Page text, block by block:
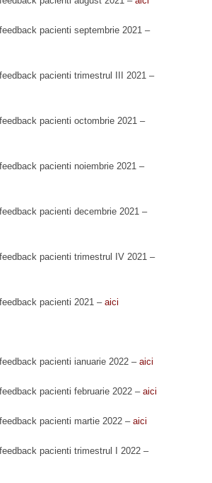
pacienti septembrie 2021 –
pacienti trimestrul III 2021 –
pacienti octombrie 2021 –
pacienti noiembrie 2021 –
pacienti decembrie 2021 –
pacienti trimestrul IV 2021 –
pacienti 2021 – aici
pacienti ianuarie 2022 – aici
pacienti februarie 2022 – aici
pacienti martie 2022 – aici
pacienti trimestrul I 2022 –